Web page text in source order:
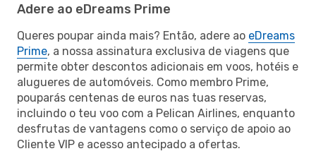
Adere ao eDreams Prime
Queres poupar ainda mais? Então, adere ao eDreams
Prime, a nossa assinatura exclusiva de viagens que
permite obter descontos adicionais em voos, hotéis e
alugueres de automóveis. Como membro Prime,
pouparás centenas de euros nas tuas reservas,
incluindo o teu voo com a Pelican Airlines, enquanto
desfrutas de vantagens como o serviço de apoio ao
Cliente VIP e acesso antecipado a ofertas.